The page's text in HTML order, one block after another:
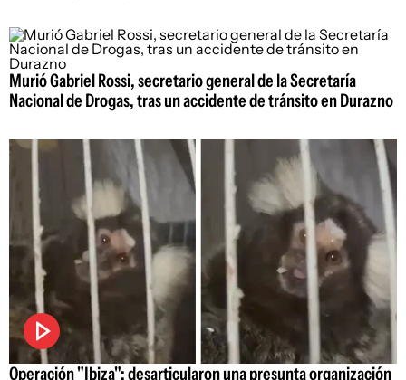
Murió Gabriel Rossi, secretario general de la Secretaría
Nacional de Drogas, tras un accidente de tránsito en Durazno
Operación "Ibiza": desarticularon una presunta organización